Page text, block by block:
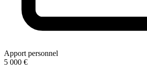
Apport personnel
5 000 €